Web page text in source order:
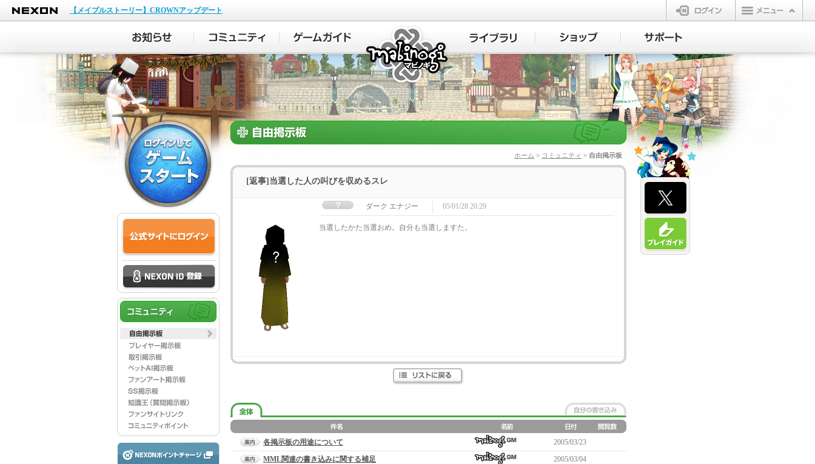
NEXON
【メイプルストーリー】CROWNアップデート
ログイン
マビノギ
ホーム > コミュニティ > 自由掲示板
[返事]当選した人の叫びを収めるスレ
ダーク エナジー 05/01/28 20:29
当選したかた当選おめ。自分も当選しますた。
各掲示板の用途について
2005/03/23
MML関連の書き込みに関する補足
2005/03/04